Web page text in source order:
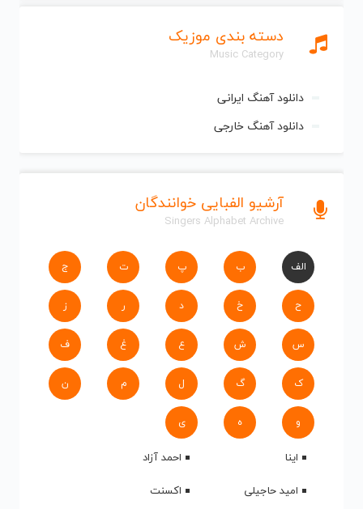
دسته بندی موزیک
Music Category
دانلود آهنگ ایرانی
دانلود آهنگ خارجی
آرشیو الفبایی خوانندگان
Singers Alphabet Archive
الف ب پ ت ج
ح خ د ر ز
س ش ع غ ف
ک گ ل م ن
و ه ی
اینا
احمد آزاد
امید حاجیلی
اکسنت